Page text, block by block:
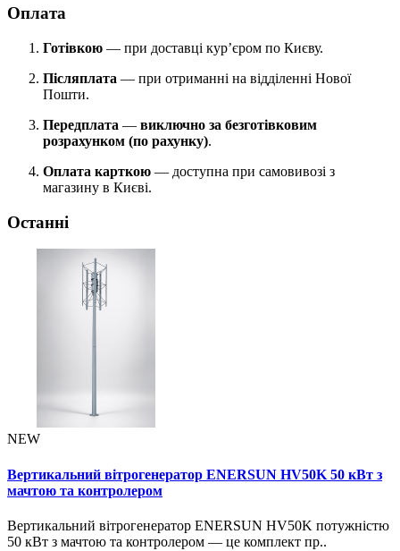
Оплата
Готівкою — при доставці кур’єром по Києву.
Післяплата — при отриманні на відділенні Нової
Пошти.
Передплата — виключно за безготівковим
розрахунком (по рахунку).
Оплата карткою — доступна при самовивозі з
магазину в Києві.
Останні
NEW
Вертикальний вітрогенератор ENERSUN HV50K 50 кВт з
мачтою та контролером
Вертикальний вітрогенератор ENERSUN HV50K потужністю
50 кВт з мачтою та контролером — це комплект пр..